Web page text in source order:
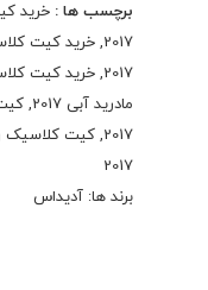
برچسب ها : خرید کیت
2017
, خرید کیت
2017
, خرید کیت
مادرید آبی 2017
,
2017
, کیت کلاسیک
2017
برند ها: آدیداس